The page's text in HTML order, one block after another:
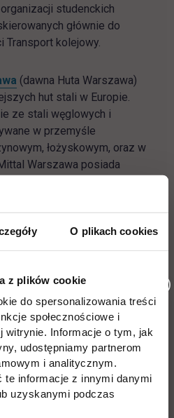
O plikach cookies
z plików cookie
do spersonalizowania treści
społecznościowe i
witrynie. Informacje o tym, jak
udostępniamy partnerom
i analitycznym.
te informacje z innymi danymi
uzyskanymi podczas
studenckich
głównie do
Transport kolejowy.
link otwiera się w nowej
(dawna Huta Warszawa)
hut stali w Europie.
ze stali węglowych i
w przemyśle
łożyskowym, oraz w
Warszawa posiada
ponad 500
prętów jakościowych i
wykańczające. Wyroby
i samochodami
zakładem
Stal to tworzywo, które
końca. Nasze hasło:
Karier, tel. 22 262 88 21,